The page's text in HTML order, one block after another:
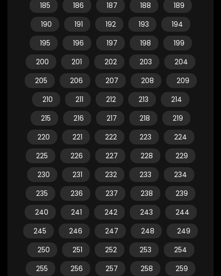
185
186 187 188
189
190
191 192 193
194
195
196 197 198
199
200
201 202 203
204
205
206 207 208
209
210
211 212 213
214
215
216 217 218
219
220
221 222 223
224
225
226 227 228
229
230
231 232 233
234
235
236 237 238
239
240
241 242 243
244
245
246 247 248
249
250
251 252 253
254
255
256 257 258
259